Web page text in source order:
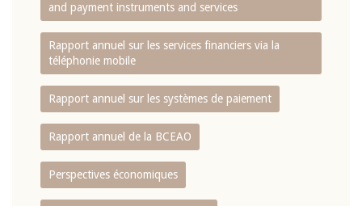
and payment instruments and services
Rapport annuel sur les services financiers via la
téléphonie mobile
Rapport annuel sur les systèmes de paiement
Rapport annuel de la BCEAO
Perspectives économiques